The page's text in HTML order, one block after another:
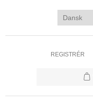
REGISTRÉR